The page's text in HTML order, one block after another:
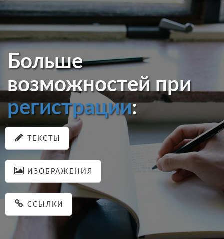
Больше
возможностей при
регистрации:
ТЕКСТЫ
ИЗОБРАЖЕНИЯ
ССЫЛКИ